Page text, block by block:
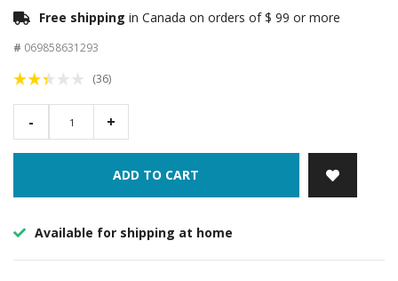
Free shipping in Canada on orders of $ 99 or more
# 069858631293
(36)
- +
ADD TO CART
Available for shipping at home